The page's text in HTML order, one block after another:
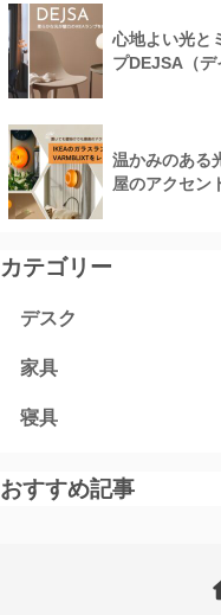
心地よい光と
プDEJSA（デ
温かみのある
屋のアクセン
カテゴリー
デスク
家具
寝具
おすすめ記事